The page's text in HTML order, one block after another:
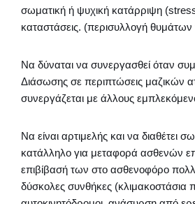
σωματική ή ψυχική κατάρριψη
καταστάσεις. (περισυλλογή θυμάτων
Να δύναται να συνεργασθεί όταν
Διάσωσης σε περιπτώσεις μαζικών
συνεργάζεται με άλλους
Να είναι αρτιμελής και να διαθέτει
κατάλληλο για μεταφορά ασθενών
επιβίβασή των στο ασθενοφόρο
δύσκολες συνθήκες (κλιμακοστάσια